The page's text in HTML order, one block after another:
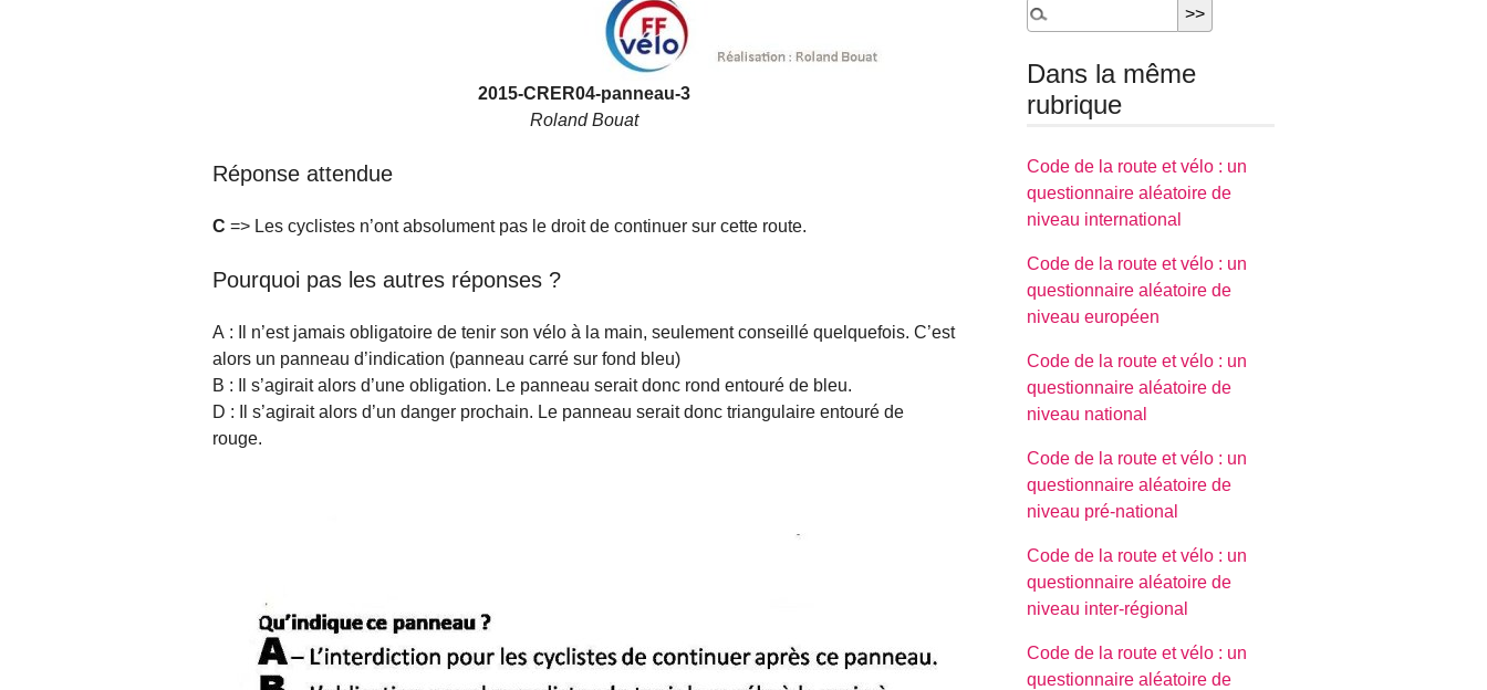
2015-CRER04-panneau-3
Roland Bouat
Réponse attendue
C => Les cyclistes n’ont absolument pas le droit de continuer sur cette route.
Pourquoi pas les autres réponses ?
A : Il n’est jamais obligatoire de tenir son vélo à la main, seulement conseillé quelquefois. C’est
alors un panneau d’indication (panneau carré sur fond bleu)
B : Il s’agirait alors d’une obligation. Le panneau serait donc rond entouré de bleu.
D : Il s’agirait alors d’un danger prochain. Le panneau serait donc triangulaire entouré de
rouge.
Dans la même
rubrique
Code de la route et vélo : un
questionnaire aléatoire de
niveau international
Code de la route et vélo : un
questionnaire aléatoire de
niveau européen
Code de la route et vélo : un
questionnaire aléatoire de
niveau national
Code de la route et vélo : un
questionnaire aléatoire de
niveau pré-national
Code de la route et vélo : un
questionnaire aléatoire de
niveau inter-régional
Code de la route et vélo : un
questionnaire aléatoire de